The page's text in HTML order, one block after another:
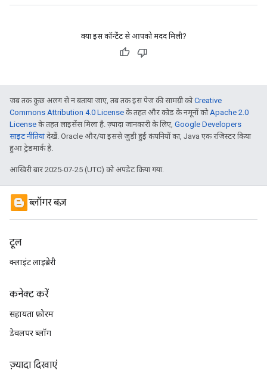
क्या इस कॉन्टेंट से आपको मदद मिली?
जब तक कुछ अलग से न बताया जाए, तब तक इस पेज की सामग्री कोCreative
Commons Attribution 4.0 License के तहत और कोड के नमूनों कोApache 2.0
License के तहत लाइसेंस मिला है. ज़्यादा जानकारी के लिए, Google Developers
साइट नीतियांदेखें. Oracle और/या इससे जुड़ी हुई कंपनियों का, Java एक रजिस्टर किया
हुआ ट्रेडमार्क है.
आखिरी बार 2025-07-25 (UTC) को अपडेट किया गया.
ब्लॉगर बज़
टूल
क्लाइंट लाइब्रेरी
कनेक्ट करें
सहायता फ़ोरम
डेवलपर ब्लॉग
ज़्यादा दिखाएं